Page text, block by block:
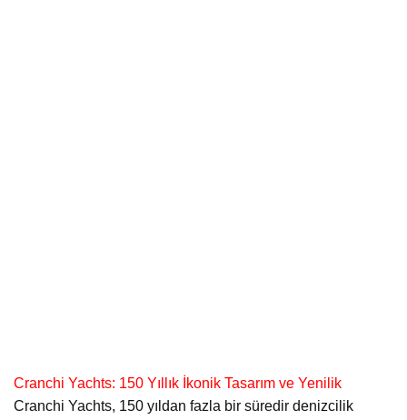
Cranchi Yachts: 150 Yıllık İkonik Tasarım ve Yenilik
Cranchi Yachts, 150 yıldan fazla bir süredir denizcilik